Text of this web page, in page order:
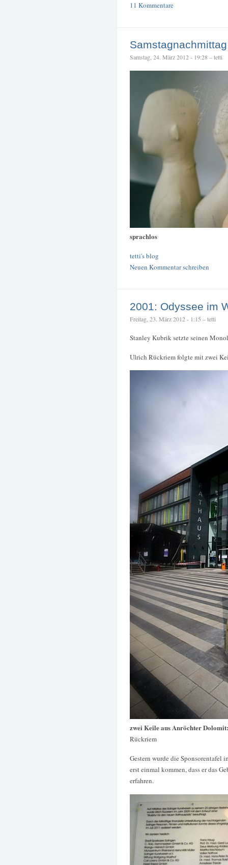
11 Kommentare
Samstag, 24. März 2012 - 19:28 – tetti
sprachlos
tetti's blog
Neuen Kommentar schreiben
2001: Odyssee im
Freitag, 23. März 2012 - 1:15 – tetti
Stanley Kubrik setzte seinen
Ulrich Rückriem folgte mit zwei
zwei Keile aus Anröchter
Rückriem
Gestern wurde die Sponsorentafel
erst einmal kommen, dass er das
erfahren.